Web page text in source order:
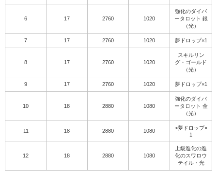
6 17 2760 1020
強化のダイバ
ータロット 銀
（光）
7 17 2760 1020 夢ドロップ×1
8 17 2760 1020
スキルリン
グ・ゴールド
（光）
9 17 2760 1020 夢ドロップ×1
10 18 2880 1080
強化のダイバ
ータロット 金
（光）
11 18 2880 1080
>夢ドロップ×
1
12 18 2880 1080
上級進化の進
化のスワロウ
テイル・光